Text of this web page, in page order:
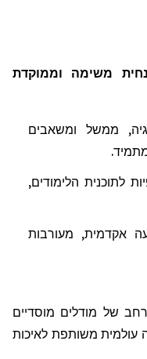
משימה וממוקדת
ממשל ומשאבים
.
לתוכנית הלימודים,
אקדמית, מעורבות
של מודלים מוסדיים
עולמית משותפת לאיכות